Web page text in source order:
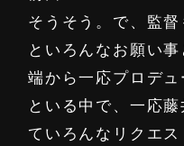
そうそう。で、監
といろんなお願い
端から一応プロデ
といる中で、一応
ていろんなリクエ